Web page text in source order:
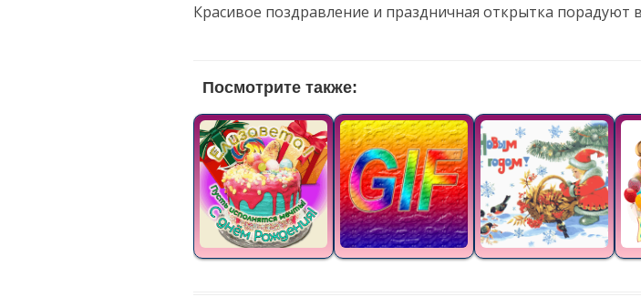
Красивое поздравление и праздничная открытка порадуют
Посмотрите также: